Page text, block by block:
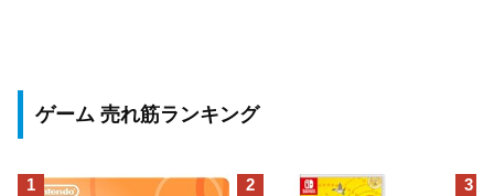
ゲーム 売れ筋ランキング
1 2 3